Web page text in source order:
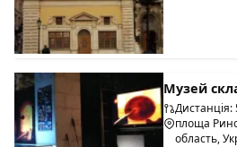
Музей
Дистанція:
площа
область,